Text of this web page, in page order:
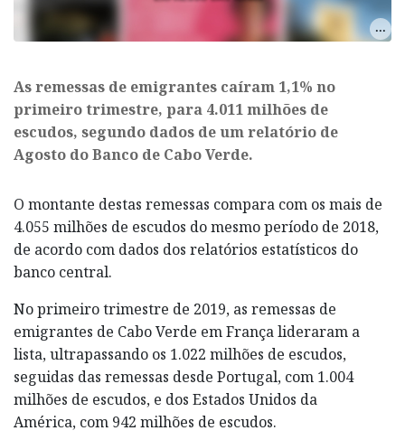
​As remessas de emigrantes caíram 1,1% no
primeiro trimestre, para 4.011 milhões de
escudos, segundo dados de um relatório de
Agosto do Banco de Cabo Verde.
O montante destas remessas compara com os mais de
4.055 milhões de escudos do mesmo período de 2018,
de acordo com dados dos relatórios estatísticos do
banco central.
No primeiro trimestre de 2019, as remessas de
emigrantes de Cabo Verde em França lideraram a
lista, ultrapassando os 1.022 milhões de escudos,
seguidas das remessas desde Portugal, com 1.004
milhões de escudos, e dos Estados Unidos da
América, com 942 milhões de escudos.